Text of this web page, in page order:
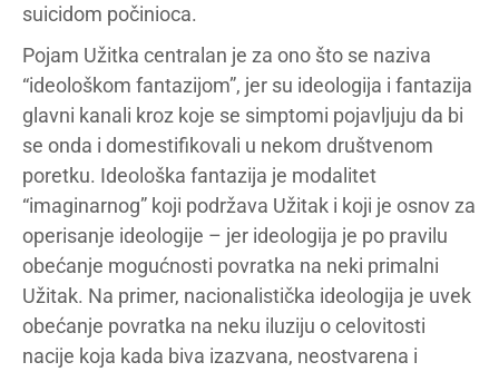
suicidom počinioca.
Pojam Užitka centralan je za ono što se naziva
“ideološkom fantazijom”, jer su ideologija i fantazija
glavni kanali kroz koje se simptomi pojavljuju da bi
se onda i domestifikovali u nekom društvenom
poretku. Ideološka fantazija je modalitet
“imaginarnog” koji podržava Užitak i koji je osnov za
operisanje ideologije – jer ideologija je po pravilu
obećanje mogućnosti povratka na neki primalni
Užitak. Na primer, nacionalistička ideologija je uvek
obećanje povratka na neku iluziju o celovitosti
nacije koja kada biva izazvana, neostvarena i